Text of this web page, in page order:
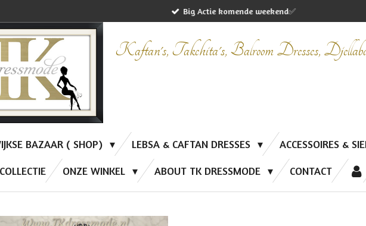
Big Actie komende weekend✅
Kaftan's, Takchita's, Balroom Dresses,
BAZAAR ( SHOP) LEBSA & CAFTAN DRESSES ACCESSOIRES &
ONZE WINKEL ABOUT TK DRESSMODE CONTACT